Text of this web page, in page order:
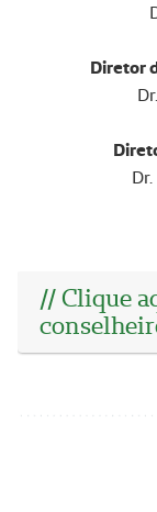
Diretor
// Clique